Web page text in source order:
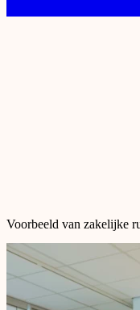
Voorbeeld van zakelijke